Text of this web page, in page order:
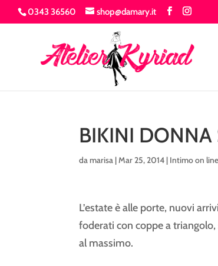
0343 36560 shop@damary.it
BIKINI DONNA
damarisa | Mar 25, 2014 | Intimo on line
L’estate è alle porte, nuovi
foderati con coppe a
al massimo.